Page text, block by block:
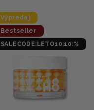
Výpredaj
Bestseller
SALECODE:LETO10:10:%